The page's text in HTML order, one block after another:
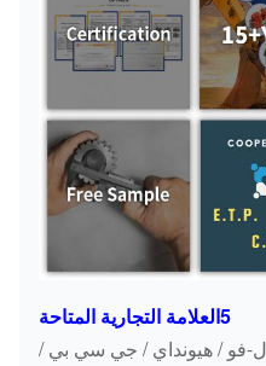
5العلامة التجارية المتاحة
فو / هيونداي / جي سي بي /